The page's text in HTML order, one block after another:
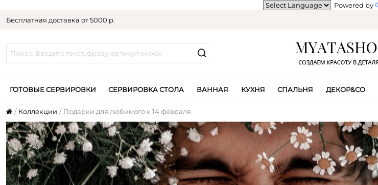
Powered by
Бесплатная доставка от 5000 р.
ГОТОВЫЕ СЕРВИРОВКИ СЕРВИРОВКА СТОЛА ВАННАЯ КУХНЯ СПАЛЬНЯ ДЕКОР&CO
Коллекции Подарки для любимого к 14 февраля